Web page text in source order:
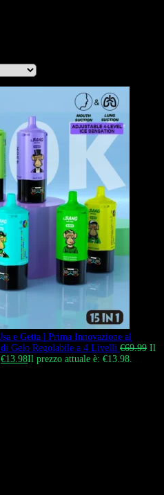
e Getta | Prima Innovazione al
Gelo Regolabile a 4 Livelli €69.99 Il
€13.98Il prezzo attuale è: €13.98.